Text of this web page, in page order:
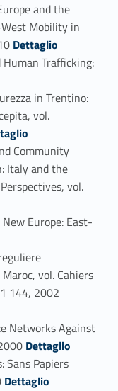
and the
Mobility in
Link identifier #identifier_person_167826-27
Dettaglio
Trafficking:
in Trentino:
vol.
Community
Italy and the
vol.
Europe: East-
vol. Cahiers
144, 2002
Networks Against
Link identifier #identifier_person_127993-33
Dettaglio
Sans Papiers
Link identifier #identifier_person_173912-34
Dettaglio